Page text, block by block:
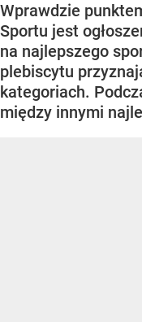
Wprawdzie
Sportu jest
na najlepszego
plebiscytu
kategoriach.
między innymi